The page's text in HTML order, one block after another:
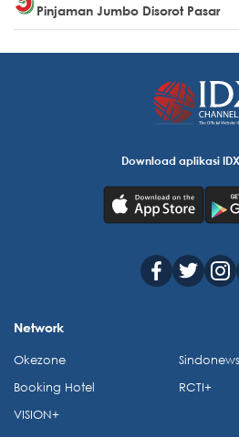
Pinjaman Jumbo Disorot Pasar
Download aplikasi
Network
Okezone
Booking Hotel
VISION+
Sindonews
RCTI+